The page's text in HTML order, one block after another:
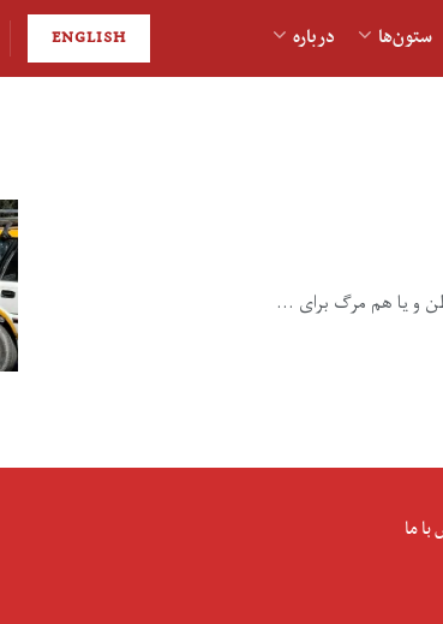
ستون‌ها درباره ENGLISH
و یا هم مرگ برای ...
ما